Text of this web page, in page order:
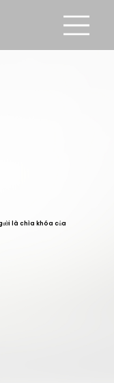
là chìa khóa của